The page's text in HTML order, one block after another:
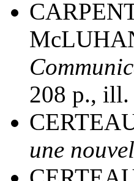
208 p., ill.
une